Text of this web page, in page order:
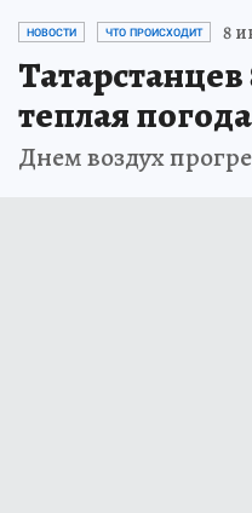
НОВОСТИ ЧТО ПРОИСХОДИТ 8
теплая
Днем воздух